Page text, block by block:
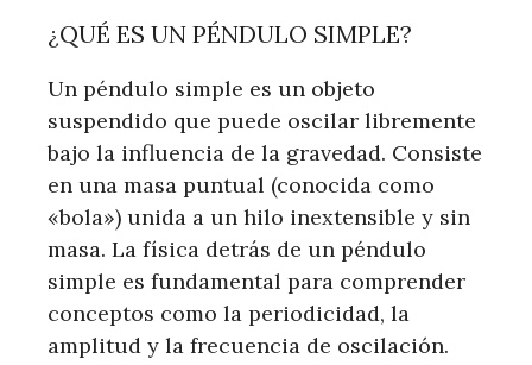
¿QUÉ ES UN PÉNDULO SIMPLE?
Un péndulo simple es un objeto
suspendido que puede oscilar libremente
bajo la influencia de la gravedad. Consiste
en una masa puntual (conocida como
«bola») unida a un hilo inextensible y sin
masa. La física detrás de un péndulo
simple es fundamental para comprender
conceptos como la periodicidad, la
amplitud y la frecuencia de oscilación.